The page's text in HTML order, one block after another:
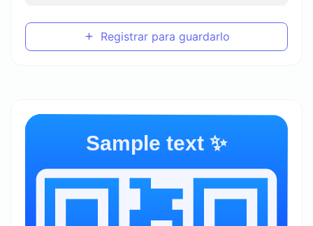
Registrar para guardarlo